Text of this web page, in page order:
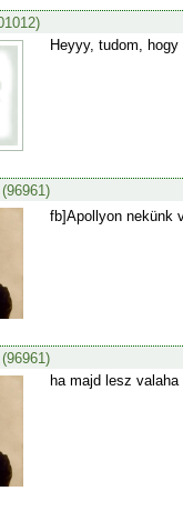
Heyyy, tudom,
fb]Apollyon nekünk
ha majd lesz